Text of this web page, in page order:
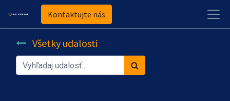
Kontaktujte nás
Všetky udalosti